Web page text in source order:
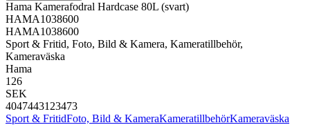
Hama Kamerafodral Hardcase 80L (svart)
HAMA1038600
HAMA1038600
Sport & Fritid, Foto, Bild & Kamera, Kameratillbehör,
Kameraväska
Hama
126
SEK
4047443123473
Sport & FritidFoto, Bild & KameraKameratillbehörKameraväska